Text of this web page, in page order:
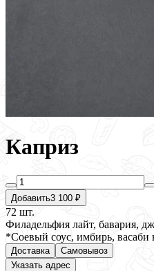
Каприз
Добавить3 100 ₽
72 шт.
Филадельфия лайт, бавария,
*Соевый соус, имбирь, васаби
Доставка
Самовывоз
Указать адрес